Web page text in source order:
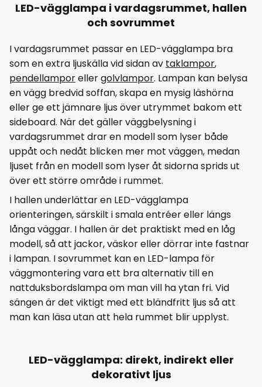
LED-vägglampa i vardagsrummet, hallen
och sovrummet
I vardagsrummet passar en LED-vägglampa bra
som en extra ljuskälla vid sidan av taklampor,
pendellamporellergolvlampor. Lampan kan belysa
en vägg bredvid soffan, skapa en mysig läshörna
eller ge ett jämnare ljus över utrymmet bakom ett
sideboard. När det gäller väggbelysning i
vardagsrummet drar en modell som lyser både
uppåt och nedåt blicken mer mot väggen, medan
ljuset från en modell som lyser åt sidorna sprids ut
över ett större område i rummet.
I hallen underlättar en LED-vägglampa
orienteringen, särskilt i smala entréer eller längs
långa väggar. I hallen är det praktiskt med en låg
modell, så att jackor, väskor eller dörrar inte fastnar
i lampan. I sovrummet kan en LED-lampa för
väggmontering vara ett bra alternativ till en
nattduksbordslampa om man vill ha ytan fri. Vid
sängen är det viktigt med ett bländfritt ljus så att
man kan läsa utan att hela rummet blir upplyst.
LED-vägglampa: direkt, indirekt eller
dekorativt ljus